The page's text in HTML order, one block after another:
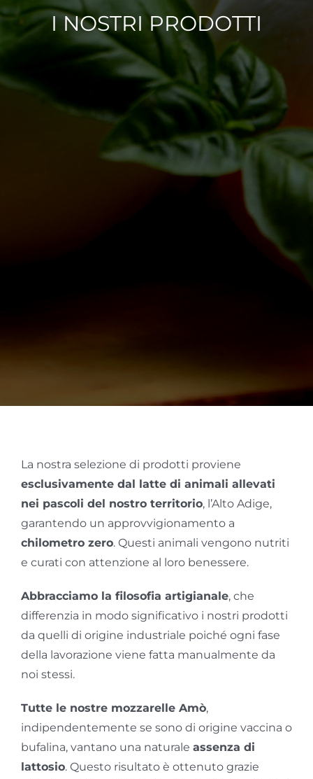
I NOSTRI PRODOTTI
La nostra selezione di prodotti proviene
esclusivamente dal latte di animali allevati
nei pascoli del nostro territorio, l’Alto Adige,
garantendo un approvvigionamento a
chilometro zero. Questi animali vengono nutriti
e curati con attenzione al loro benessere.
Abbracciamo la filosofia artigianale, che
differenzia in modo significativo i nostri prodotti
da quelli di origine industriale poiché ogni fase
della lavorazione viene fatta manualmente da
noi stessi.
Tutte le nostre mozzarelle Amò,
indipendentemente se sono di origine vaccina o
bufalina, vantano una naturale assenza di
lattosio. Questo risultato è ottenuto grazie